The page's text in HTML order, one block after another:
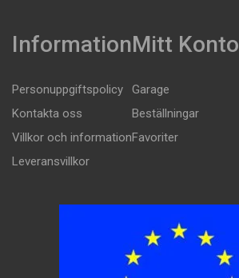
Information
Personuppgiftspolicy
Kontakta oss
Villkor och information
Leveransvillkor
Mitt Konto
Garage
Beställningar
Favoriter